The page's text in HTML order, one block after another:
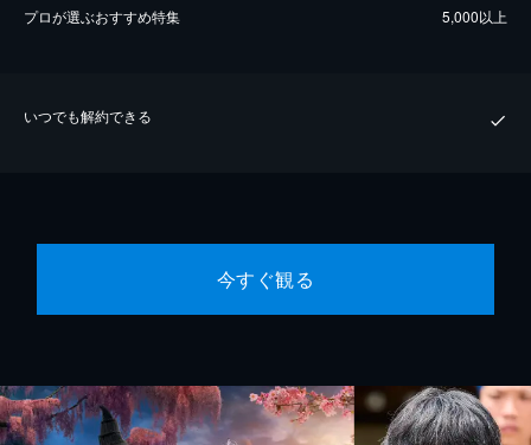
プロが選ぶおすすめ特集 5,000以上
いつでも解約できる
今すぐ観る